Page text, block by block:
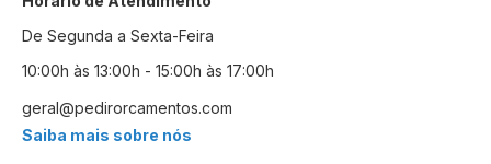
De Segunda a Sexta-Feira
10:00h às 13:00h - 15:00h às 17:00h
geral@pedirorcamentos.com
Saiba mais sobre nós